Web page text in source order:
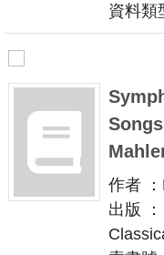
資料類
作者
出版